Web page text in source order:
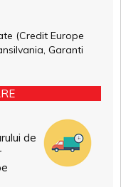
(Credit Europe
Garanti
de